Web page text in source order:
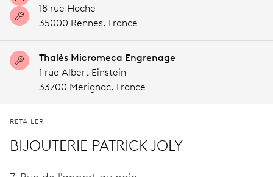
18 rue Hoche
35000 Rennes, France
Thalès Micromeca Engrenage
1 rue Albert Einstein
33700 Merignac, France
RETAILER
BIJOUTERIE PATRICK JOLY